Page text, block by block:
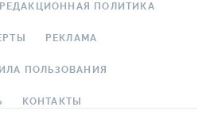
РЕДАКЦИОННАЯ ПОЛИТИКА
РЕКЛАМА
ПОЛЬЗОВАНИЯ
КОНТАКТЫ